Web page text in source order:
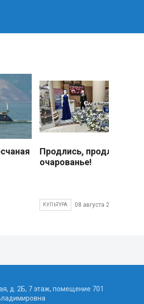
Продлись, продлись
очарованье!
КУЛЬТУРА 08 августа 2026
д. 2Б, 7 этаж, помещение 701